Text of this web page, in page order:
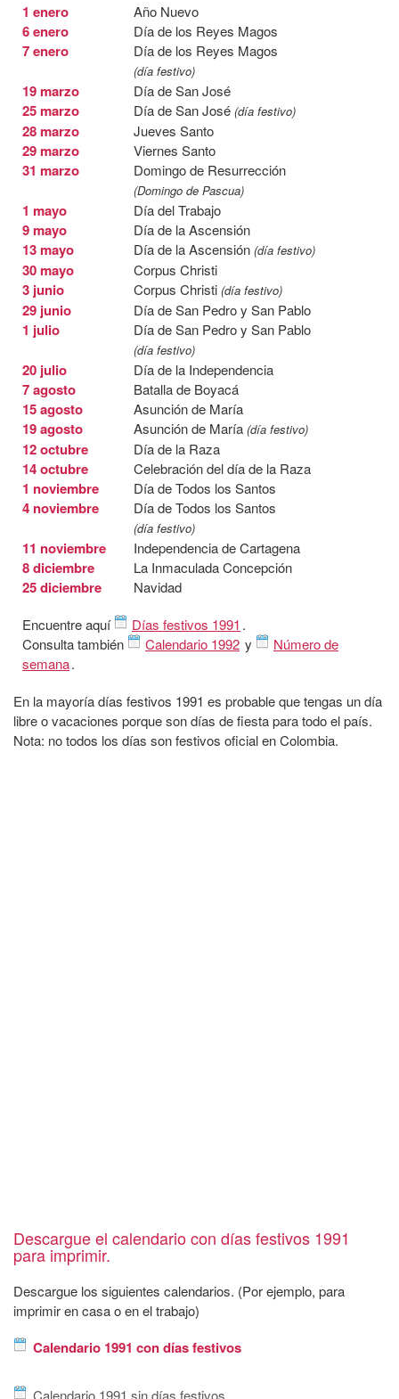
1 enero Año Nuevo
6 enero Día de los Reyes Magos
7 enero Día de los Reyes Magos
(día festivo)
19 marzo Día de San José
25 marzo Día de San José (día festivo)
28 marzo Jueves Santo
29 marzo Viernes Santo
31 marzo Domingo de Resurrección
(Domingo de Pascua)
1 mayo Día del Trabajo
9 mayo Día de la Ascensión
13 mayo Día de la Ascensión (día festivo)
30 mayo Corpus Christi
3 junio Corpus Christi (día festivo)
29 junio Día de San Pedro y San Pablo
1 julio Día de San Pedro y San Pablo
(día festivo)
20 julio Día de la Independencia
7 agosto Batalla de Boyacá
15 agosto Asunción de María
19 agosto Asunción de María (día festivo)
12 octubre Día de la Raza
14 octubre Celebración del día de la Raza
1 noviembre Día de Todos los Santos
4 noviembre Día de Todos los Santos
(día festivo)
11 noviembre Independencia de Cartagena
8 diciembre La Inmaculada Concepción
25 diciembre
Navidad
Encuentre aquí
Días festivos 1991 .
Consulta también
Calendario 1992 y
Número de
semana.
En la mayoría días festivos 1991 es probable que tengas un día
libre o vacaciones porque son días de fiesta para todo el país.
Nota: no todos los días son festivos oficial en Colombia.
Descargue el calendario con días festivos 1991
para imprimir.
Descargue los siguientes calendarios. (Por ejemplo, para
imprimir en casa o en el trabajo)
Calendario 1991 con días festivos
Calendario 1991 sin días festivos